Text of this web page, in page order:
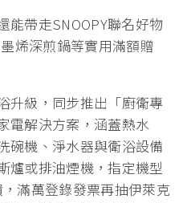
能帶走SNOOPY聯名好物
烯深煎鍋等實用滿額贈
升級，同步推出「廚衛專
電解決方案，涵蓋熱水
碗機、淨水器與衛浴設備
爐或排油煙機，指定機型
滿萬登錄發票再抽伊萊克